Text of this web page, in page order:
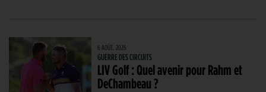
6 AOÛT. 2026
GUERRE DES CIRCUITS
LIV Golf : Quel avenir pour Rahm et
DeChambeau ?